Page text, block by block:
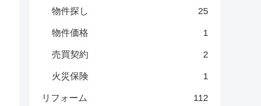
物件探し 25
物件価格 1
売買契約 2
火災保険 1
リフォーム 112